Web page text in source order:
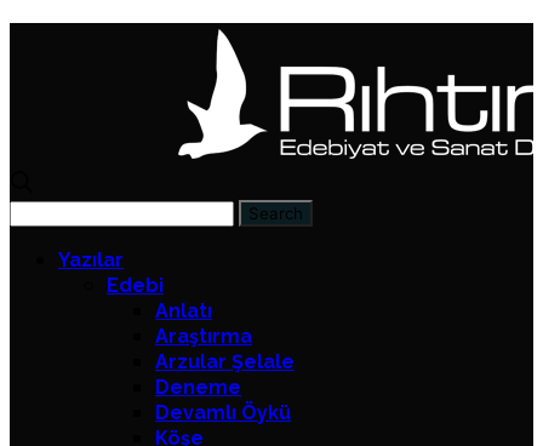
Yazılar
Edebi
Anlatı
Araştırma
Arzular Şelale
Deneme
Devamlı Öykü
Köşe